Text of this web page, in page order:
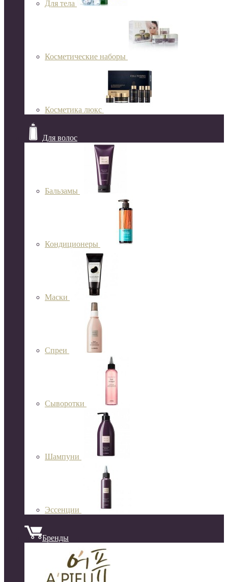
Для тела
Косметические наборы
Косметика люкс
Для волос
Бальзамы
Кондиционеры
Маски
Спреи
Сыворотки
Шампуни
Эссенции
Бренды